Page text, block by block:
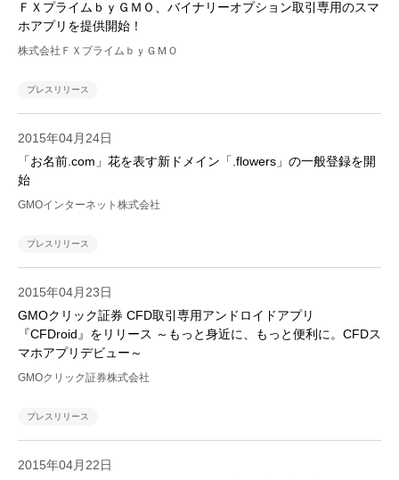
ＦＸプライムｂｙＧＭＯ、バイナリーオプション取引専用のスマ
ホアプリを提供開始！
株式会社ＦＸプライムｂｙＧＭＯ
プレスリリース
2015年04月24日
「お名前.com」花を表す新ドメイン「.flowers」の一般登録を開
始
GMOインターネット株式会社
プレスリリース
2015年04月23日
GMOクリック証券 CFD取引専用アンドロイドアプリ
『CFDroid』をリリース ～もっと身近に、もっと便利に。CFDス
マホアプリデビュー～
GMOクリック証券株式会社
プレスリリース
2015年04月22日